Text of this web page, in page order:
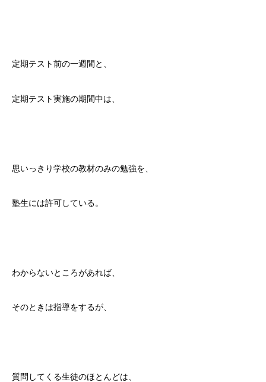
定期テスト前の一週間と、
定期テスト実施の期間中は、
思いっきり学校の教材のみの勉強を、
塾生には許可している。
わからないところがあれば、
そのときは指導をするが、
質問してくる生徒のほとんどは、